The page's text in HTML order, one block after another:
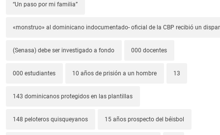
“Un paso por mi familia”
«monstruo» al dominicano indocumentado- oficial de la CBP recibió un
(Senasa) debe ser investigado a fondo 000 docentes
000 estudiantes 10 años de prisión a un hombre 13
143 dominicanos protegidos en las plantillas
148 peloteros quisqueyanos 15 años prospecto del béisbol